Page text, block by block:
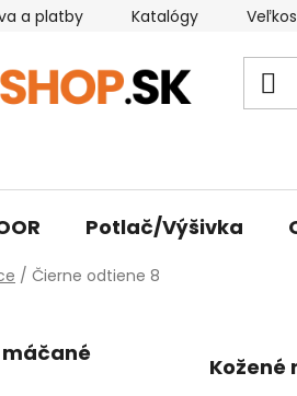
a platby Katalógy
Potlač/Výšivka
/ Čierne odtiene 8
Kožené